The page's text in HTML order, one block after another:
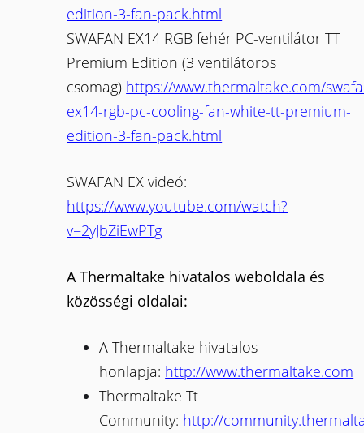
edition-3-fan-pack.html
SWAFAN EX14 RGB fehér PC-ventilátor TT
Premium Edition (3 ventilátoros
csomag) https://www.thermaltake.com/
ex14-rgb-pc-cooling-fan-white-tt-premium-
edition-3-fan-pack.html
SWAFAN EX videó:
https://www.youtube.com/watch?
v=2yJbZiEwPTg
A Thermaltake hivatalos weboldala és
közösségi oldalai:
A Thermaltake hivatalos
honlapja: http://www.thermaltake.com
Thermaltake Tt
Community: http://